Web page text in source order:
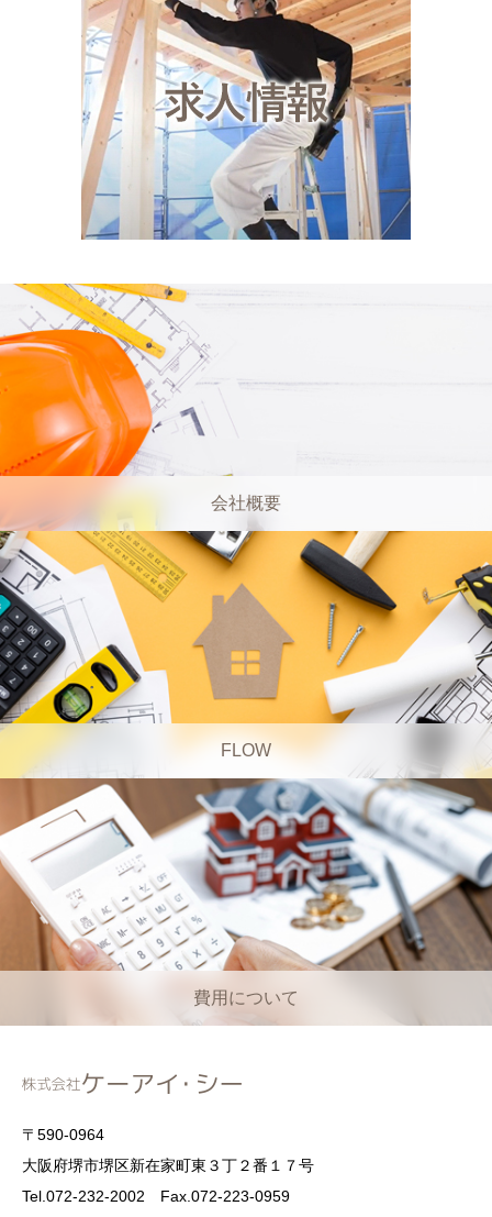
会社概要
FLOW
費用について
〒590-0964
大阪府堺市堺区新在家町東３丁２番１７号
Tel.072-232-2002 Fax.072-223-0959